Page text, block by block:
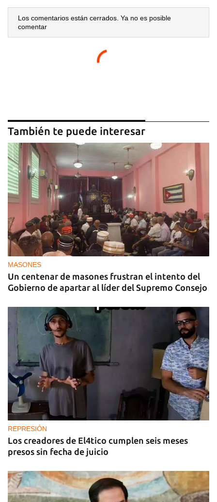
Los comentarios están cerrados. Ya no es posible
comentar
También te puede interesar
MASONES
Un centenar de masones frustran el intento del
Gobierno de apartar al líder del Supremo Consejo
REPRESIÓN
Los creadores de El4tico cumplen seis meses
presos sin fecha de juicio